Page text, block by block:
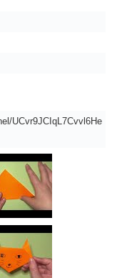
UCvr9JCIqL7Cvvl6He